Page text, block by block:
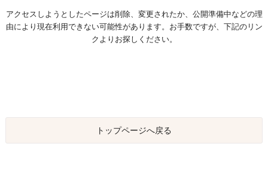
アクセスしようとしたページは削除、変更されたか、公開準備中などの理
由により現在利用できない可能性があります。お手数ですが、下記のリン
クよりお探しください。
トップページへ戻る